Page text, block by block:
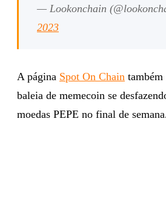
— Lookonchain
2023
A página Spot On Chain também
baleia de memecoin se
moedas PEPE no final de